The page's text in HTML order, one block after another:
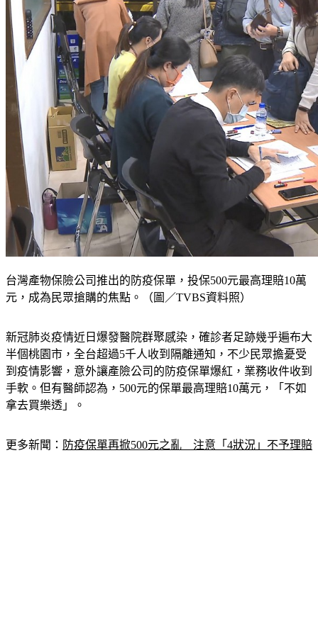
台灣產物保險公司推出的防疫保單，投保500元最高理賠10萬
元，成為民眾搶購的焦點。（圖／TVBS資料照）
新冠肺炎疫情近日爆發醫院群聚感染，確診者足跡幾乎遍布大
半個桃園市，全台超過5千人收到隔離通知，不少民眾擔憂受
到疫情影響，意外讓產險公司的防疫保單爆紅，業務收件收到
手軟。但有醫師認為，500元的保單最高理賠10萬元，「不如
拿去買樂透」。
更多新聞： 防疫保單再掀500元之亂　注意「4狀況」不予理賠